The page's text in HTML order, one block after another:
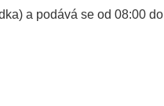
a podává se od 08:00 do